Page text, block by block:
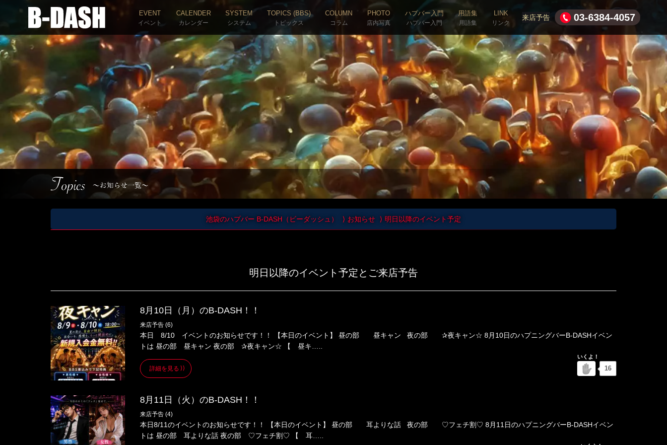
EVENT
イベント
CALENDER
カレンダー
SYSTEM
システム
TOPICS (BBS)
トピックス
COLUMN
コラム
PHOTO
店内写真
ハプバー入門
ハプバー入門
用語集
用語集
LINK
リンク
来店予告 03-6384-4057
池袋のハプバー B-DASH（ビーダッシュ） お知らせ 明日以降のイベント予定
明日以降のイベント予定とご来店予告
8月10日（月）のB-DASH！！
来店予告 (6)
本日 8/10 イベントのお知らせです！！ 【本日のイベント】 昼の部 昼キャン 夜の部 ✰夜キャン☆ 8月10日のハプニングバーB-DASHイベン
トは 昼の部 昼キャン 夜の部 ✰夜キャン☆ 【 昼キ…..
詳細を見る 16
8月11日（火）のB-DASH！！
来店予告 (4)
本日8/11のイベントのお知らせです！！ 【本日のイベント】 昼の部 耳よりな話 夜の部 ♡フェチ割♡ 8月11日のハプニングバーB-DASHイベン
トは 昼の部 耳よりな話 夜の部 ♡フェチ割♡ 【 耳…..